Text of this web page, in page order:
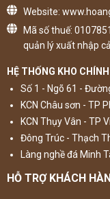
Website:
Mã số thuế:
quản lý xuất nhập
HỆ THỐNG KHO
Số 1 - Ngõ 61 -
KCN Châu sơn - TP
KCN Thụy Vân - TP
Đông Trúc - Thạch
Làng nghề đá Minh
HỖ TRỢ KHÁCH